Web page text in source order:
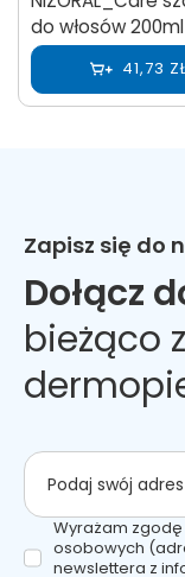
do włosów 200ml
41,73
Zapisz się do
Dołącz
bieżąco
Podaj swój
Wyrażam
osobowych
newslettera z